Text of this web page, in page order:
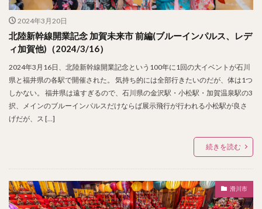
2024年3月20日
北陸新幹線開業記念 加賀未来市 前編(ブルーインパルス、レデ
ィ加賀他)（2024/3/16）
2024年3月16日、北陸新幹線開業記念という100年に1回の大イベントが石川
県と福井県の各駅で開催された。 気持ち的には全部行きたいのだが、体は1つ
しかない。 福井県は遠すぎるので、石川県の金沢駅・小松駅・加賀温泉駅の3
択、メインのブルーインパルスだけならば展示飛行が行われる小松駅が良さ
げだが、ス […]
続きを読む
滑川市